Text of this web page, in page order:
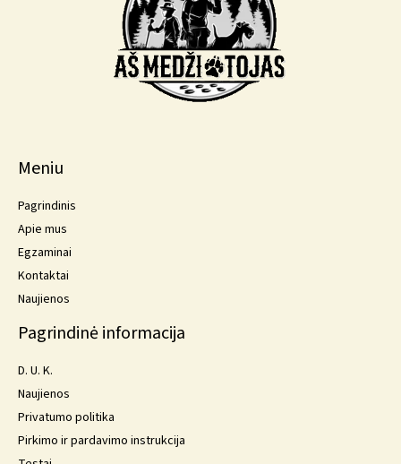
Meniu
Pagrindinis
Apie mus
Egzaminai
Kontaktai
Naujienos
Pagrindinė informacija
D. U. K.
Naujienos
Privatumo politika
Pirkimo ir pardavimo instrukcija